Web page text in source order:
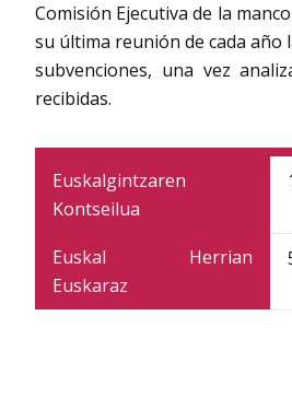
Comisión Ejecutiva de la
su última reunión de cada año
subvenciones, una vez
recibidas.
Euskalgintzaren
Kontseilua
Euskal Herrian
Euskaraz